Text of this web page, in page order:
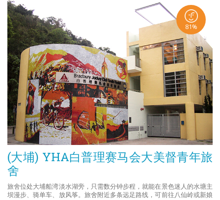
81%
(大埔) YHA白普理赛马会大美督青年旅
舍
旅舍位处大埔船湾淡水湖旁，只需数分钟步程，就能在景色迷人的水塘主
坝漫步、骑单车、放风筝。旅舍附近多条远足路线，可前往八仙岭或新娘